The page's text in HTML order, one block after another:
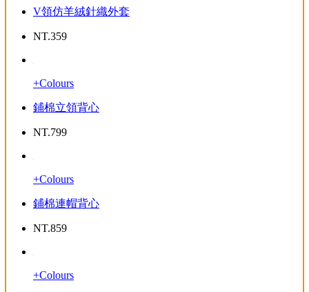
V領仿羊絨針織外套
NT.359
+Colours
鋪棉立領背心
NT.799
+Colours
鋪棉連帽背心
NT.859
+Colours